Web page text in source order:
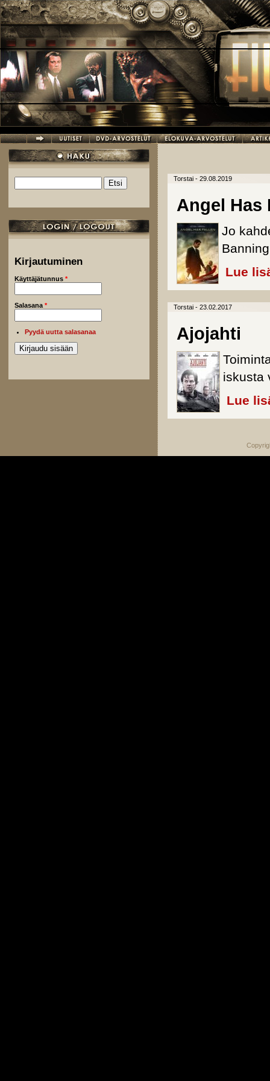
Hyppää pääsisältöön
Hakulomake
Kirjautuminen
Käyttäjätunnus *
Salasana *
Pyydä uutta salasanaa
Torstai - 29.08.2019
Angel Has
Jo
Lue
Torstai - 23.02.2017
Ajojahti
iskusta
Lue